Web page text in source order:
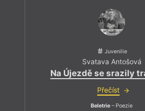
Juvenilie
Svatava Antošová
Na Újezdě se srazily
Přečíst
Beletrie – Poezie